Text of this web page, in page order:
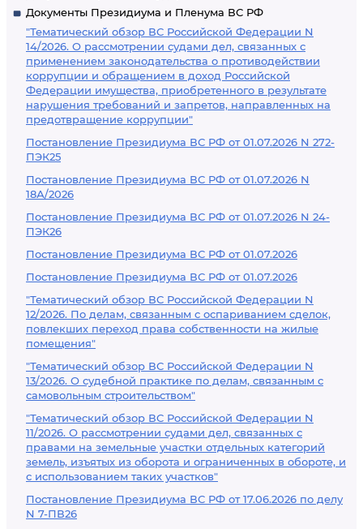
Документы Президиума и Пленума ВС РФ
"Тематический обзор ВС Российской Федерации N
14/2026. О рассмотрении судами дел, связанных с
применением законодательства о противодействии
коррупции и обращением в доход Российской
Федерации имущества, приобретенного в результате
нарушения требований и запретов, направленных на
предотвращение коррупции"
Постановление Президиума ВС РФ от 01.07.2026 N 272-
ПЭК25
Постановление Президиума ВС РФ от 01.07.2026 N
18А/2026
Постановление Президиума ВС РФ от 01.07.2026 N 24-
ПЭК26
Постановление Президиума ВС РФ от 01.07.2026
Постановление Президиума ВС РФ от 01.07.2026
"Тематический обзор ВС Российской Федерации N
12/2026. По делам, связанным с оспариванием сделок,
повлекших переход права собственности на жилые
помещения"
"Тематический обзор ВС Российской Федерации N
13/2026. О судебной практике по делам, связанным с
самовольным строительством"
"Тематический обзор ВС Российской Федерации N
11/2026. О рассмотрении судами дел, связанных с
правами на земельные участки отдельных категорий
земель, изъятых из оборота и ограниченных в обороте, и
с использованием таких участков"
Постановление Президиума ВС РФ от 17.06.2026 по делу
N 7-ПВ26